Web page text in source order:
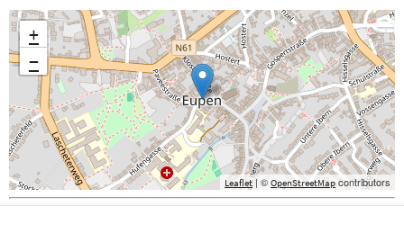
+
−
Leaflet| © OpenStreetMap contributors